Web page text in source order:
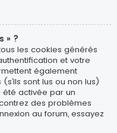
» ?
les cookies générés
et votre
également
sont lus ou non lus)
activée par un
des problèmes
au forum, essayez